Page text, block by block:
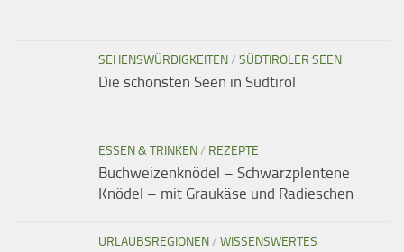
SEHENSWÜRDIGKEITEN/ SÜDTIROLER SEEN
Die schönsten Seen in Südtirol
ESSEN & TRINKEN/ REZEPTE
Buchweizenknödel – Schwarzplentene
Knödel – mit Graukäse und Radieschen
URLAUBSREGIONEN/ WISSENSWERTES